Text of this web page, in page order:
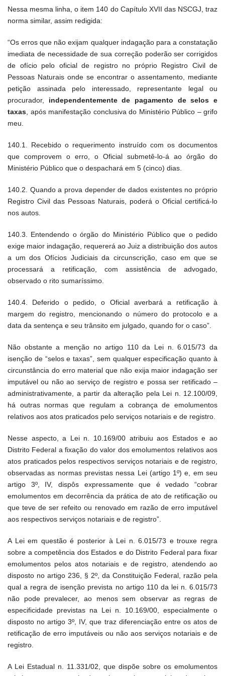
Nessa mesma linha, o item 140 do Capítulo XVII das NSCGJ, traz
norma similar, assim redigida:
“Os erros que não exijam qualquer indagação para a constatação
imediata de necessidade de sua correção poderão ser corrigidos
de ofício pelo oficial de registro no próprio Registro Civil de
Pessoas Naturais onde se encontrar o assentamento, mediante
petição assinada pelo interessado, representante legal ou
procurador, independentemente de pagamento de selos e
taxas , após manifestação conclusiva do Ministério Público – grifo
meu.
140.1. Recebido o requerimento instruído com os documentos
que comprovem o erro, o Oficial submetê-lo-á ao órgão do
Ministério Público que o despachará em 5 (cinco) dias.
140.2. Quando a prova depender de dados existentes no próprio
Registro Civil das Pessoas Naturais, poderá o Oficial certificá-lo
nos autos.
140.3. Entendendo o órgão do Ministério Público que o pedido
exige maior indagação, requererá ao Juiz a distribuição dos autos
a um dos Ofícios Judiciais da circunscrição, caso em que se
processará a retificação, com assistência de advogado,
observado o rito sumaríssimo.
140.4. Deferido o pedido, o Oficial averbará a retificação à
margem do registro, mencionando o número do protocolo e a
data da sentença e seu trânsito em julgado, quando for o caso”.
Não obstante a menção no artigo 110 da Lei n. 6.015/73 da
isenção de “selos e taxas”, sem qualquer especificação quanto à
circunstância do erro material que não exija maior indagação ser
imputável ou não ao serviço de registro e possa ser retificado –
administrativamente, a partir da alteração pela Lei n. 12.100/09,
há outras normas que regulam a cobrança de emolumentos
relativos aos atos praticados pelo serviços notariais e de registro.
Nesse aspecto, a Lei n. 10.169/00 atribuiu aos Estados e ao
Distrito Federal a fixação do valor dos emolumentos relativos aos
atos praticados pelos respectivos serviços notariais e de registro,
observadas as normas previstas nessa Lei (artigo 1º) e, em seu
artigo 3º, IV, dispôs expressamente que é vedado “cobrar
emolumentos em decorrência da prática de ato de retificação ou
que teve de ser refeito ou renovado em razão de erro imputável
aos respectivos serviços notariais e de registro”.
A Lei em questão é posterior à Lei n. 6.015/73 e trouxe regra
sobre a competência dos Estados e do Distrito Federal para fixar
emolumentos pelos atos notariais e de registro, atendendo ao
disposto no artigo 236, § 2º, da Constituição Federal, razão pela
qual a regra de isenção prevista no artigo 110 da lei n. 6.015/73
não pode prevalecer, ao menos sem observar as regras de
especificidade previstas na Lei n. 10.169/00, especialmente o
disposto no artigo 3º, IV, que traz diferenciação entre os atos de
retificação de erro imputáveis ou não aos serviços notariais e de
registro.
A Lei Estadual n. 11.331/02, que dispõe sobre os emolumentos